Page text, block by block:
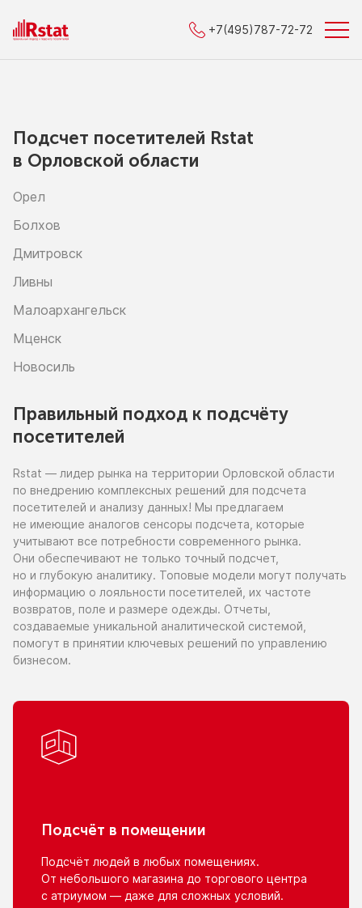
+7(495)787-72-72
Подсчет посетителей Rstat
в Орловской области
Орел
Болхов
Дмитровск
Ливны
Малоархангельск
Мценск
Новосиль
Правильный подход к подсчёту
посетителей
Rstat — лидер рынка на территории Орловской области
по внедрению комплексных решений для подсчета
посетителей и анализу данных! Мы предлагаем
не имеющие аналогов сенсоры подсчета, которые
учитывают все потребности современного рынка.
Они обеспечивают не только точный подсчет,
но и глубокую аналитику. Топовые модели могут получать
информацию о лояльности посетителей, их частоте
возвратов, поле и размере одежды. Отчеты,
создаваемые уникальной аналитической системой,
помогут в принятии ключевых решений по управлению
бизнесом.
Подсчёт в помещении
Подсчёт людей в любых помещениях.
От небольшого магазина до торгового центра
с атриумом — даже для сложных условий.